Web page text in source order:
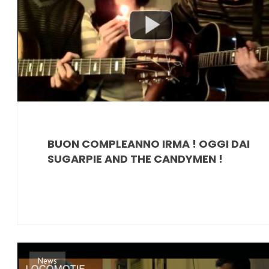
BUON COMPLEANNO IRMA ! OGGI DAI
SUGARPIE AND THE CANDYMEN !
News